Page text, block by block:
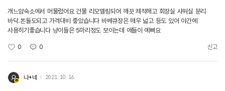
개느암숙소에서 머물렀어요 건물 리모델링되어 깨끗 쾌적해고 회장실 샤워실 분리
바닥.돈돌도되고 가격대비 좋았습니다 바베큐장은 매우 넓고 등도 있어 야간에
사용히기좋습니다 냥이들은 5마리정도 보이는데 애들이 예뻐요
0 0 신고
나*네 2021. 10. 16.